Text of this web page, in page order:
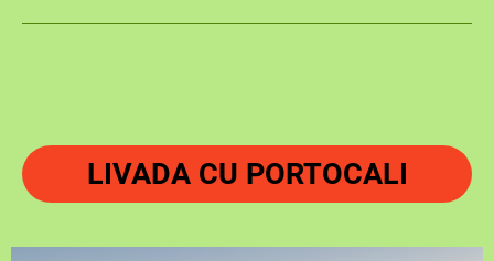
LIVADA CU PORTOCALI